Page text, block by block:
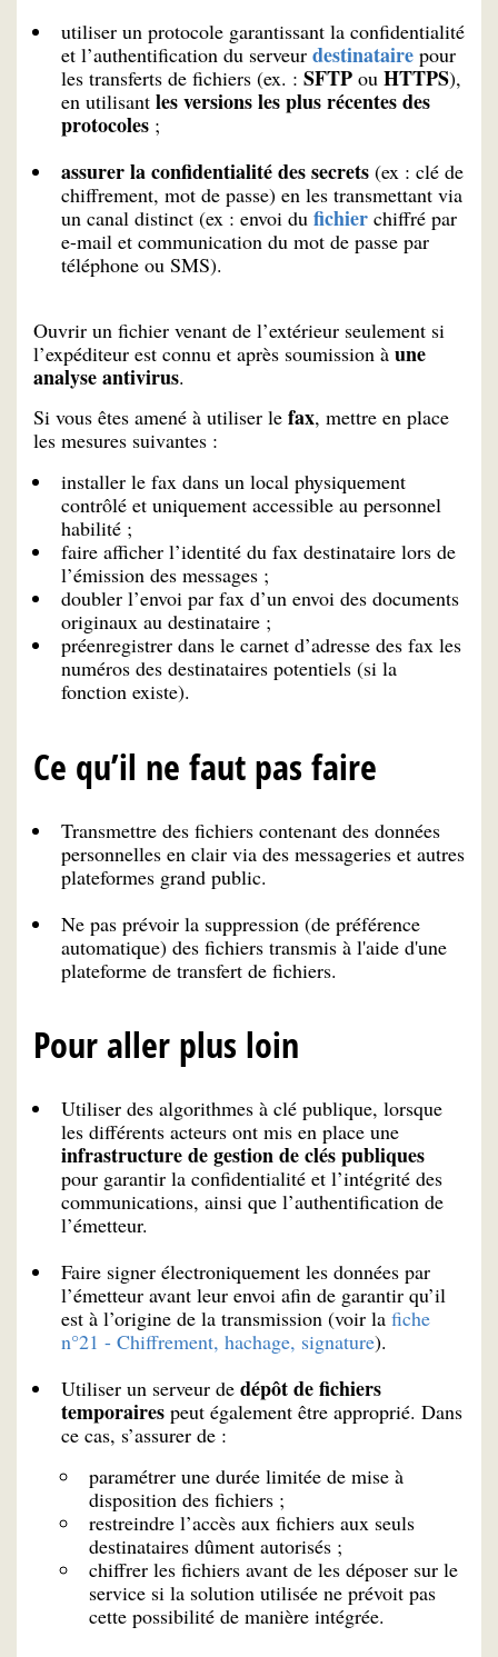
utiliser un protocole garantissant la confidentialité
et l’authentification du serveur destinataire pour
les transferts de fichiers (ex. : SFTP ou HTTPS),
en utilisant les versions les plus récentes des
protocoles ;
assurer la confidentialité des secrets (ex : clé de
chiffrement, mot de passe) en les transmettant via
un canal distinct (ex : envoi du fichier chiffré par
e-mail et communication du mot de passe par
téléphone ou SMS).
Ouvrir un fichier venant de l’extérieur seulement si
l’expéditeur est connu et après soumission à une
analyse antivirus.
Si vous êtes amené à utiliser le fax, mettre en place
les mesures suivantes :
installer le fax dans un local physiquement
contrôlé et uniquement accessible au personnel
habilité ;
faire afficher l’identité du fax destinataire lors de
l’émission des messages ;
doubler l’envoi par fax d’un envoi des documents
originaux au destinataire ;
préenregistrer dans le carnet d’adresse des fax les
numéros des destinataires potentiels (si la
fonction existe).
Ce qu’il ne faut pas faire
Transmettre des fichiers contenant des données
personnelles en clair via des messageries et autres
plateformes grand public.
Ne pas prévoir la suppression (de préférence
automatique) des fichiers transmis à l'aide d'une
plateforme de transfert de fichiers.
Pour aller plus loin
Utiliser des algorithmes à clé publique, lorsque
les différents acteurs ont mis en place une
infrastructure de gestion de clés publiques
pour garantir la confidentialité et l’intégrité des
communications, ainsi que l’authentification de
l’émetteur.
Faire signer électroniquement les données par
l’émetteur avant leur envoi afin de garantir qu’il
est à l’origine de la transmission (voir la fiche
n°21 - Chiffrement, hachage, signature).
Utiliser un serveur de dépôt de fichiers
temporaires peut également être approprié. Dans
ce cas, s’assurer de :
paramétrer une durée limitée de mise à
disposition des fichiers ;
restreindre l’accès aux fichiers aux seuls
destinataires dûment autorisés ;
chiffrer les fichiers avant de les déposer sur le
service si la solution utilisée ne prévoit pas
cette possibilité de manière intégrée.